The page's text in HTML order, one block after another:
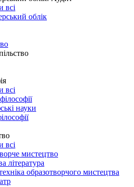
всі
облік
всі
науки
всі
мистецтво
література
образотворчого мистецтва